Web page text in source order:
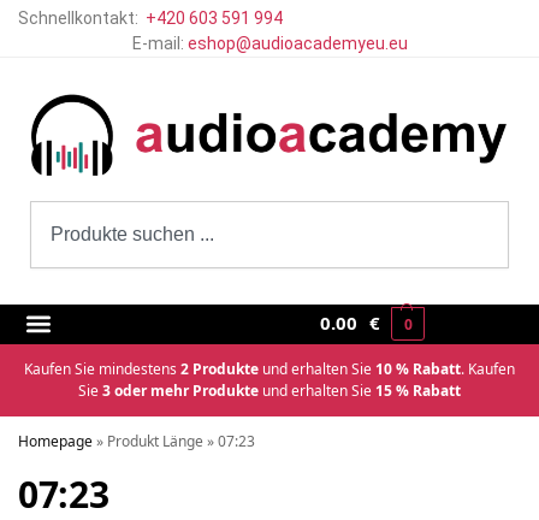
Schnellkontakt: +420 603 591 994
E-mail: eshop@audioacademyeu.eu
0.00 € 0
Kaufen Sie mindestens 2 Produkte und erhalten Sie 10 % Rabatt. Kaufen
Sie3 oder mehr Produkte und erhalten Sie 15 % Rabatt
Homepage» Produkt Länge »07:23
07:23